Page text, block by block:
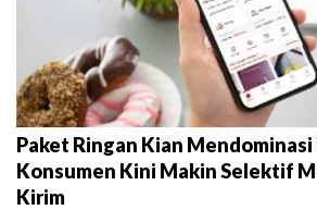
Paket Ringan Kian
Konsumen Kini Makin Selektif
Kirim